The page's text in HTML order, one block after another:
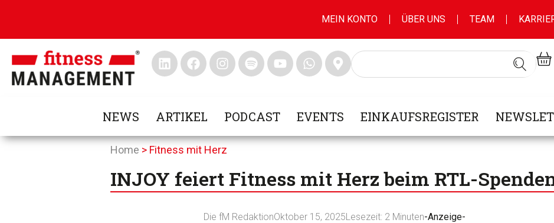
MEIN KONTO ÜBER UNS TEAM
NEWS ARTIKEL PODCAST EVENTS EINKAUFSREGISTER
Home > Fitness mit Herz
INJOY feiert Fitness mit Herz beim RTL-
Die fM RedaktionOktober 15, 2025Lesezeit: 2 Minuten-Anzeige-